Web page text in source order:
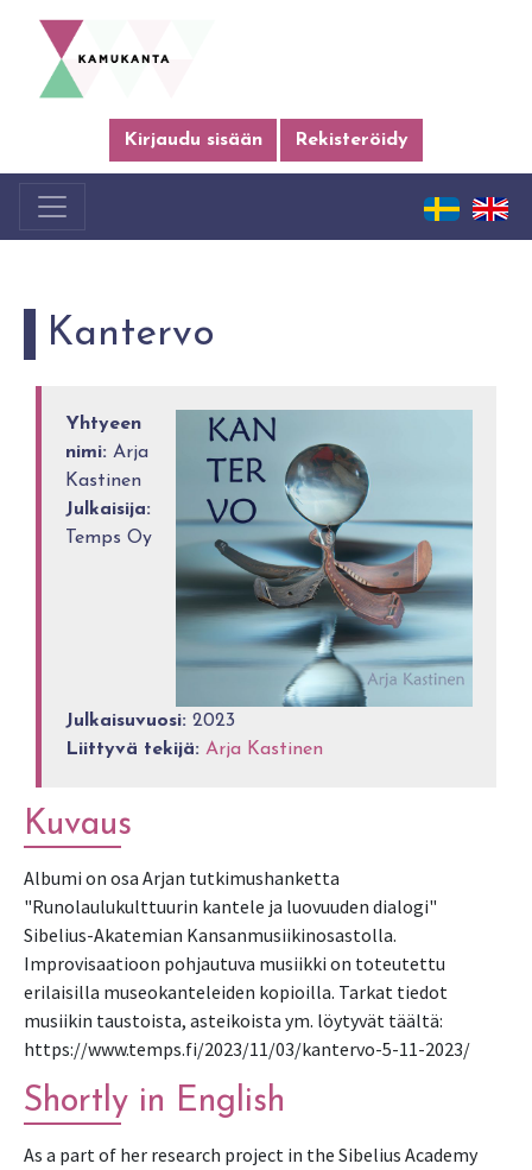
Kirjaudu sisään Rekisteröidy
Kantervo
Yhtyeen
nimi: Arja
Kastinen
Julkaisija:
Temps Oy
Julkaisuvuosi: 2023
Liittyvä tekijä: Arja Kastinen
Kuvaus
Albumi on osa Arjan tutkimushanketta
"Runolaulukulttuurin kantele ja luovuuden dialogi"
Sibelius-Akatemian Kansanmusiikinosastolla.
Improvisaatioon pohjautuva musiikki on toteutettu
erilaisilla museokanteleiden kopioilla. Tarkat tiedot
musiikin taustoista, asteikoista ym. löytyvät täältä:
https://www.temps.fi/2023/11/03/kantervo-5-11-2023/
Shortly in English
As a part of her research project in the Sibelius Academy